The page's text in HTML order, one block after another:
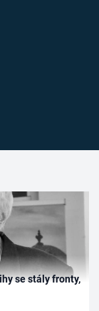
se stály fronty,